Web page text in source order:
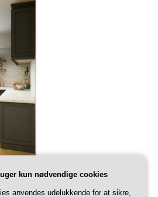
kun nødvendige cookies
anvendes udelukkende for at sikre,